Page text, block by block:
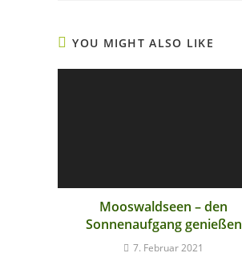
YOU MIGHT ALSO LIKE
Mooswaldseen – den
Sonnenaufgang genießen
7. Februar 2021